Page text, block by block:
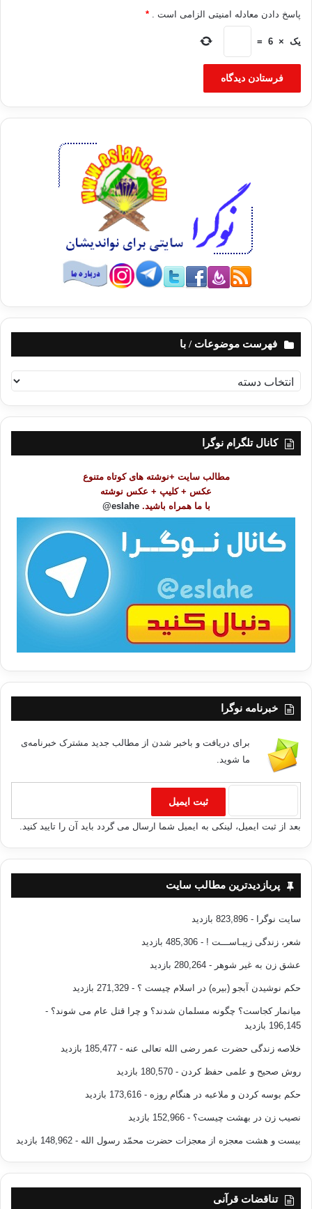
پاسخ دادن معادله امنیتی الزامی است . *
یک ×
6
=
فهرست موضوعات / با
ه
ر
کانال تلگرام نوگرا
مطالب سایت +نوشته های کوتاه متنوع
عکس + کلیپ + عکس نوشته
با ما همراه باشید. eslahe@
خبرنامه نوگرا
برای دریافت و باخبر شدن از مطالب جدید مشترک خبرنامه‌ی
ما شوید.
بعد از ثبت ایمیل، لینکی به ایمیل شما ارسال می گردد باید آن را تایید کنید.
پربازدیدترین مطالب سایت
سایت نوگرا - 823,896 بازدید
شعر، زندگی زیبـاســـت ! - 485,306 بازدید
عشق زن به غیر شوهر - 280,264 بازدید
حکم نوشیدن آبجو (بیره) در اسلام چیست ؟ - 271,329 بازدید
میانمار کجاست؟ چگونه مسلمان شدند؟ و چرا قتل عام می شوند؟ -
196,145 بازدید
خلاصه زندگی حضرت عمر رضی الله تعالی عنه - 185,477 بازدید
روش صحیح و علمی حفظ کردن - 180,570 بازدید
حکم بوسه کردن و ملاعبه در هنگام روزه - 173,616 بازدید
نصیب زن در بهشت چیست؟ - 152,966 بازدید
بیست و هشت معجزه از معجزات حضرت محمّد رسول الله - 148,962 بازدید
تناقضات قرآنی